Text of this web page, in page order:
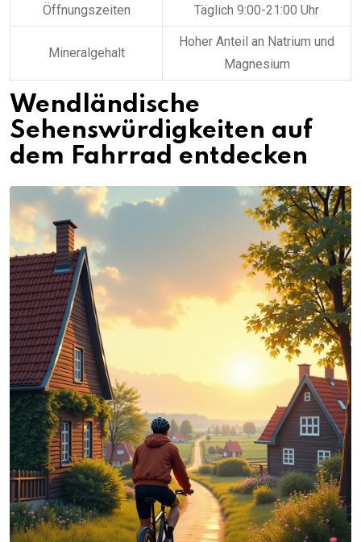
Öffnungszeiten Täglich 9:00-21:00 Uhr
Mineralgehalt
Hoher Anteil an Natrium und
Magnesium
Wendländische
Sehenswürdigkeiten auf
dem Fahrrad entdecken